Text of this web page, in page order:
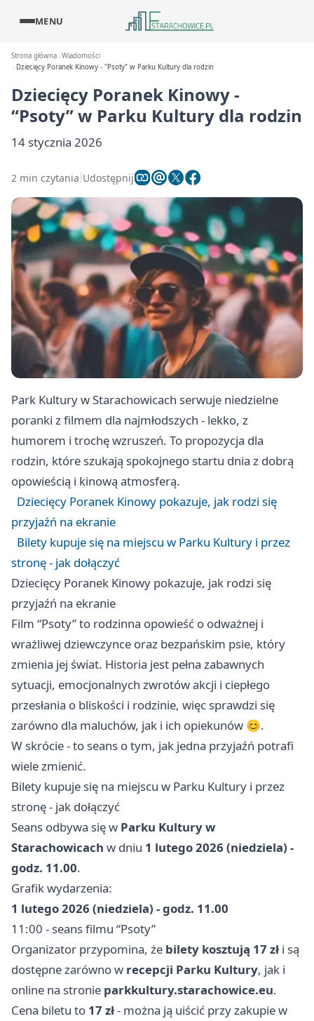
MENU
Strona główna Wiadomości
Dziecięcy Poranek Kinowy - "Psoty" w Parku Kultury dla rodzin
Dziecięcy Poranek Kinowy -
“Psoty” w Parku Kultury dla rodzin
14 stycznia 2026
2 min czytania Udostępnij
Park Kultury w Starachowicach serwuje niedzielne
poranki z filmem dla najmłodszych - lekko, z
humorem i trochę wzruszeń. To propozycja dla
rodzin, które szukają spokojnego startu dnia z dobrą
opowieścią i kinową atmosferą.
Dziecięcy Poranek Kinowy pokazuje, jak rodzi się
przyjaźń na ekranie
Bilety kupuje się na miejscu w Parku Kultury i przez
stronę - jak dołączyć
Dziecięcy Poranek Kinowy pokazuje, jak rodzi się
przyjaźń na ekranie
Film “Psoty” to rodzinna opowieść o odważnej i
wrażliwej dziewczynce oraz bezpańskim psie, który
zmienia jej świat. Historia jest pełna zabawnych
sytuacji, emocjonalnych zwrotów akcji i ciepłego
przesłania o bliskości i rodzinie, więc sprawdzi się
zarówno dla maluchów, jak i ich opiekunów 😊.
W skrócie - to seans o tym, jak jedna przyjaźń potrafi
wiele zmienić.
Bilety kupuje się na miejscu w Parku Kultury i przez
stronę - jak dołączyć
Seans odbywa się w Parku Kultury w
Starachowicach w dniu 1 lutego 2026 (niedziela) -
godz. 11.00.
Grafik wydarzenia:
1 lutego 2026 (niedziela) - godz. 11.00
11:00 - seans filmu “Psoty”
Organizator przypomina, że bilety kosztują 17 zł i są
dostępne zarówno w recepcji Parku Kultury, jak i
online na stronie parkkultury.starachowice.eu.
Cena biletu to 17 zł- można ją uiścić przy zakupie w